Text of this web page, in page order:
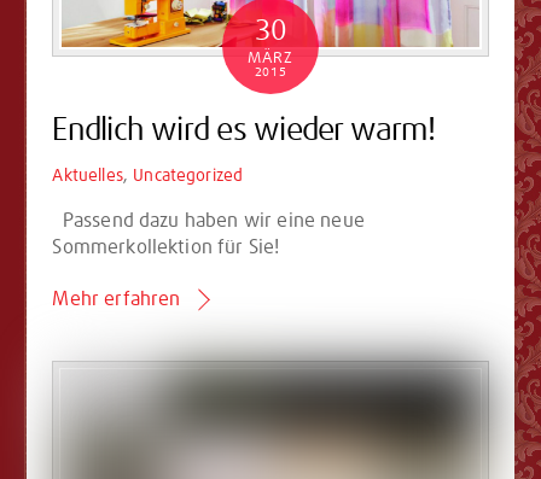
30
MÄRZ
2015
Endlich wird es wieder warm!
Aktuelles, Uncategorized
Passend dazu haben wir eine neue
Sommerkollektion für Sie!
Mehr erfahren